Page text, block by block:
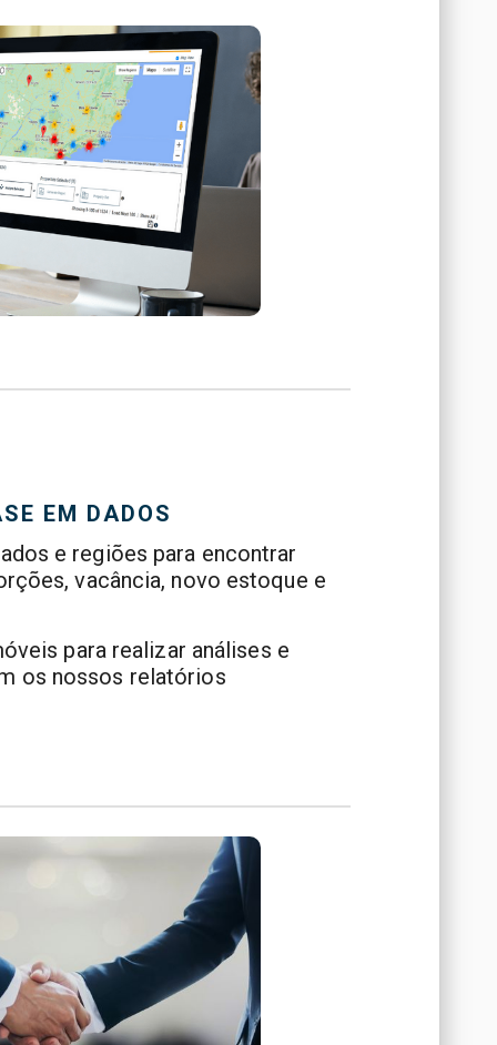
EM DADOS
e regiões para encontrar
vacância, novo estoque e
para realizar análises e
os nossos relatórios